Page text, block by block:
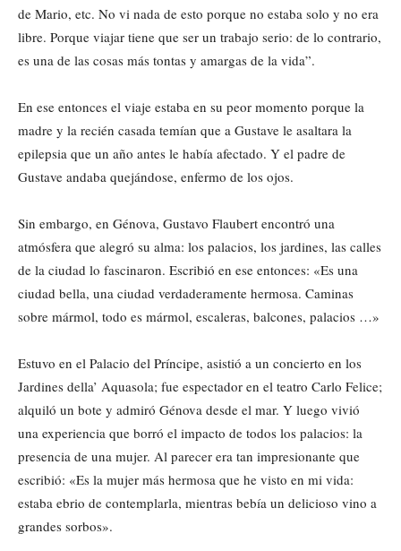
de Mario, etc. No vi nada de esto porque no estaba solo y no era
libre. Porque viajar tiene que ser un trabajo serio: de lo contrario,
es una de las cosas más tontas y amargas de la vida”.
En ese entonces el viaje estaba en su peor momento porque la
madre y la recién casada temían que a Gustave le asaltara la
epilepsia que un año antes le había afectado. Y el padre de
Gustave andaba quejándose, enfermo de los ojos.
Sin embargo, en Génova, Gustavo Flaubert encontró una
atmósfera que alegró su alma: los palacios, los jardines, las calles
de la ciudad lo fascinaron. Escribió en ese entonces: «Es una
ciudad bella, una ciudad verdaderamente hermosa. Caminas
sobre mármol, todo es mármol, escaleras, balcones, palacios …»
Estuvo en el Palacio del Príncipe, asistió a un concierto en los
Jardines della’ Aquasola; fue espectador en el teatro Carlo Felice;
alquiló un bote y admiró Génova desde el mar. Y luego vivió
una experiencia que borró el impacto de todos los palacios: la
presencia de una mujer. Al parecer era tan impresionante que
escribió: «Es la mujer más hermosa que he visto en mi vida:
estaba ebrio de contemplarla, mientras bebía un delicioso vino a
grandes sorbos».